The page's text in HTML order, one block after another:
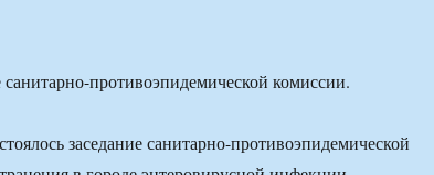
санитарно-противоэпидемической комиссии.
заседание санитарно-противоэпидемической